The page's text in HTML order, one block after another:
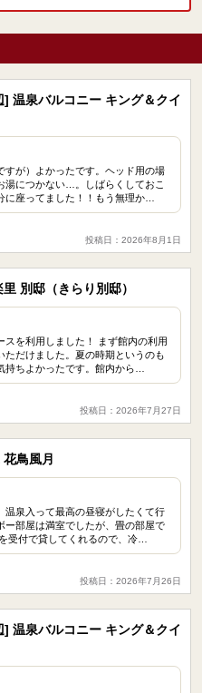
温泉バルコニー キング＆クイ
すが）よかったです。ヘッド用の場
につかない…。しばらくしておこ
に座ってました！！もう無理か…
投稿日：2026年8月1日
別邸（きらり別邸）
スを利用しました！ まず館内の利用
ただけました。夏の時期というのも
持ちよかったです。館内から…
投稿日：2026年7月27日
鳥風月
温泉入って最高の昼寝がしたくて行
ー部屋は満室でしたが、畳の部屋で
受付で貸してくれるので、冷…
投稿日：2026年7月26日
温泉バルコニー キング＆クイ